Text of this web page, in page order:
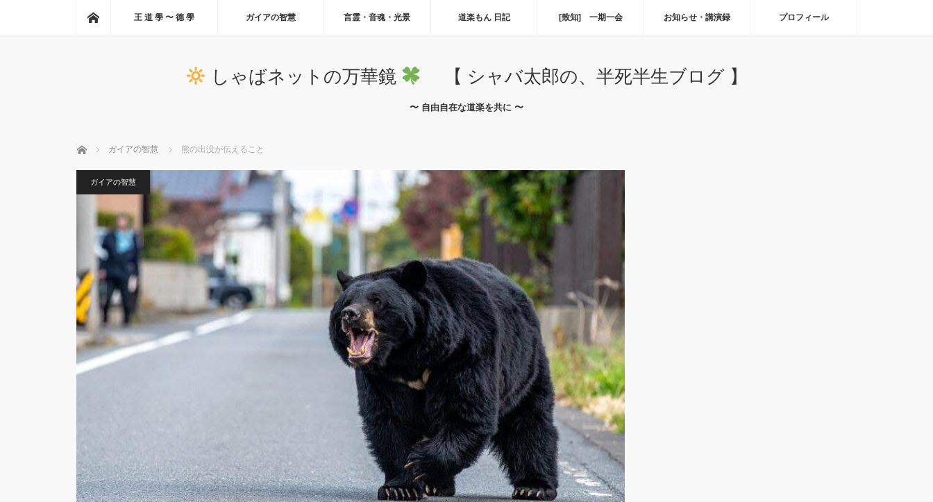
ホーム王 道 學 〜 德 學 ガイアの智慧 言霊・音魂・光景 道楽もん 日記 [致知] 一期一会 お知らせ・講演録 プロフィール
しゃばネットの万華鏡 【 シャバ太郎の、半死半生ブログ 】
〜 自由自在な道楽を共に 〜
ホーム ガイアの智慧 熊の出没が伝えること
ガイアの智慧